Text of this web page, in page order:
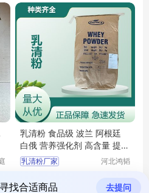
乳清粉 食品级 波兰 阿根廷
白俄 营养强化剂 高含量 提供
样品
乳清粉厂家
乳清粉
河北鸿韬
有限公司
￥ 9.00
找合适商品 去提问